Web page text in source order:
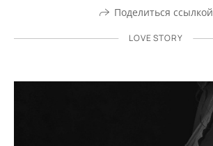
Поделиться ссылкой
LOVE STORY